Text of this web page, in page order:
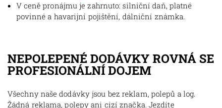
V ceně pronájmu je zahrnuto: silniční daň, platné
povinné a havarijní pojištění, dálniční známka.
NEPOLEPENÉ DODÁVKY ROVNÁ SE
PROFESIONÁLNÍ DOJEM
Všechny naše dodávky jsou bez reklam, polepů a log.
Žádná reklama, polepy ani cizí značka. Jezdíte